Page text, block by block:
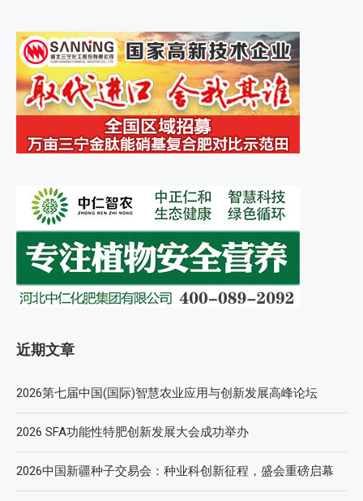
近期文章
2026第七届中国(国际)智慧农业应用与创新发展高峰论坛
2026 SFA功能性特肥创新发展大会成功举办
2026中国新疆种子交易会：种业科创新征程，盛会重磅启幕